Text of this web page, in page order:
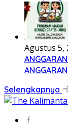
Agustus 5,
Selengkapnya